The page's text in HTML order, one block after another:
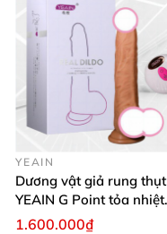
YEAIN
Dương vật giả rung thụt
YEAIN G Point tỏa nhiệt
điều khiển từ xa
1.600.000₫